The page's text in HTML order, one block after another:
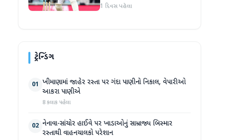
1 દિવસ પહેલા
ટ્રેન્ડિંગ
01 ખીમાણામાં જાહેર રસ્તા પર ગંદા પાણીનો નિકાલ, વેપારીઓ
આકરા પાણીએ
8 કલાક પહેલા
02 નેનાવા-સાંચોર હાઈવે પર ખાડાઓનું સામ્રાજ્ય બિસ્માર
રસ્તાથી વાહનચાલકો પરેશાન